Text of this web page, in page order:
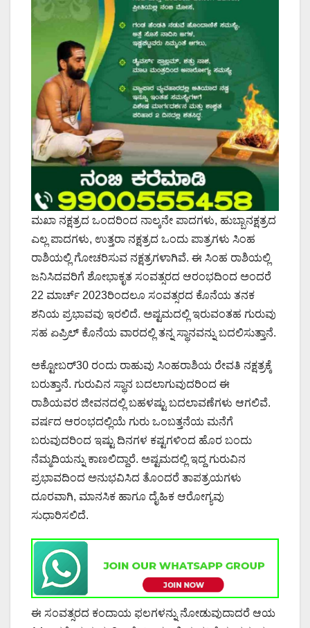
ಮಖಾ ನಕ್ಷತ್ರದ ಒಂದರಿಂದ ನಾಲ್ಕನೇ ಪಾದಗಳು, ಹುಬ್ಬಾನಕ್ಷತ್ರದ
ಎಲ್ಲ ಪಾದಗಳು, ಉತ್ತರಾ ನಕ್ಷತ್ರದ ಒಂದು ಪಾತ್ರಗಳು ಸಿಂಹ
ರಾಶಿಯಲ್ಲಿ ಗೋಚರಿಸುವ ನಕ್ಷತ್ರಗಳಾಗಿವೆ. ಈ ಸಿಂಹ ರಾಶಿಯಲ್ಲಿ
ಜನಿಸಿದವರಿಗೆ ಶೋಭಾಕೃತ ಸಂವತ್ಸರದ ಆರಂಭದಿಂದ ಅಂದರೆ
22 ಮಾರ್ಚ್ 2023ರಿಂದಲೂ ಸಂವತ್ಸರದ ಕೊನೆಯ ತನಕ
ಶನಿಯ ಪ್ರಭಾವವು ಇರಲಿದೆ. ಅಷ್ಟಮದಲ್ಲಿ ಇರುವಂತಹ ಗುರುವು
ಸಹ ಏಪ್ರಿಲ್ ಕೊನೆಯ ವಾರದಲ್ಲಿ ತನ್ನ ಸ್ಥಾನವನ್ನು ಬದಲಿಸುತ್ತಾನೆ.
ಅಕ್ಟೋಬರ್30 ರಂದು ರಾಹುವು ಸಿಂಹರಾಶಿಯ ರೇವತಿ ನಕ್ಷತ್ರಕ್ಕೆ
ಬರುತ್ತಾನೆ. ಗುರುವಿನ ಸ್ಥಾನ ಬದಲಾಗುವುದರಿಂದ ಈ
ರಾಶಿಯವರ ಜೀವನದಲ್ಲಿ ಬಹಳಷ್ಟು ಬದಲಾವಣೆಗಳು ಆಗಲಿವೆ.
ವರ್ಷದ ಆರಂಭದಲ್ಲಿಯೆ ಗುರು ಒಂಬತ್ತನೆಯ ಮನೆಗೆ
ಬರುವುದರಿಂದ ಇಷ್ಟು ದಿನಗಳ ಕಷ್ಟಗಳಿಂದ ಹೊರ ಬಂದು
ನೆಮ್ಮದಿಯನ್ನು ಕಾಣಲಿದ್ದಾರೆ. ಅಷ್ಟಮದಲ್ಲಿ ಇದ್ದ ಗುರುವಿನ
ಪ್ರಭಾವದಿಂದ ಅನುಭವಿಸಿದ ತೊಂದರೆ ತಾಪತ್ರಯಗಳು
ದೂರವಾಗಿ, ‌ಮಾನಸಿಕ ಹಾಗೂ ದೈಹಿಕ ಆರೋಗ್ಯವು
ಸುಧಾರಿಸಲಿದೆ.
ಈ ಸಂವತ್ಸರದ ಕಂದಾಯ ಫಲಗಳನ್ನು ನೋಡುವುದಾದರೆ ಆಯ